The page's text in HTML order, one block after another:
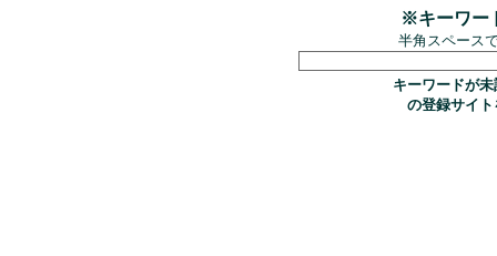
※キーワー
半角スペース
キーワードが
の登録サイ